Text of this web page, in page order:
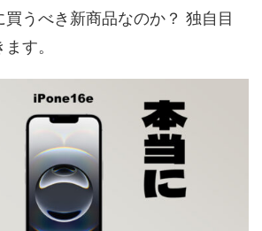
うべき新商品なのか？ 独自目
す。